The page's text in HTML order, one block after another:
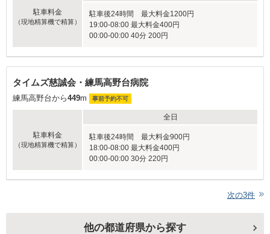
駐車料金
（現地精算機で精算）
駐車後24時間 最大料金1200円
19:00-08:00 最大料金400円
00:00-00:00 40分 200円
タイムズ慈誠会・練馬高野台病院
練馬高野台から449m 事前予約不可
駐車料金
（現地精算機で精算）
全日
駐車後24時間 最大料金900円
18:00-08:00 最大料金400円
00:00-00:00 30分 220円
次の3件
他の都道府県から探す